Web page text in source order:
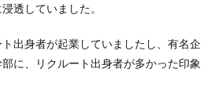
透していました。
出身者が起業していましたし、有名企
に、リクルート出身者が多かった印象